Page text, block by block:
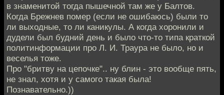
в знаменитой тогда пышечной там же у Балтов.
Когда Брежнев помер (если не ошибаюсь) были то
ли выходные, то ли каникулы. А когда хоронили и
дудели был будний день и было что-то типа краткой
политинформации про Л. И. Траура не было, но и
веселья тоже.
Про "бритву на цепочке".. ну блин - это вообще пять,
не знал, хотя и у самого такая была!
Познавательно.))